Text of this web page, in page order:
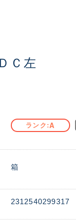
Ｃ左
ランク A
箱
2312540299317